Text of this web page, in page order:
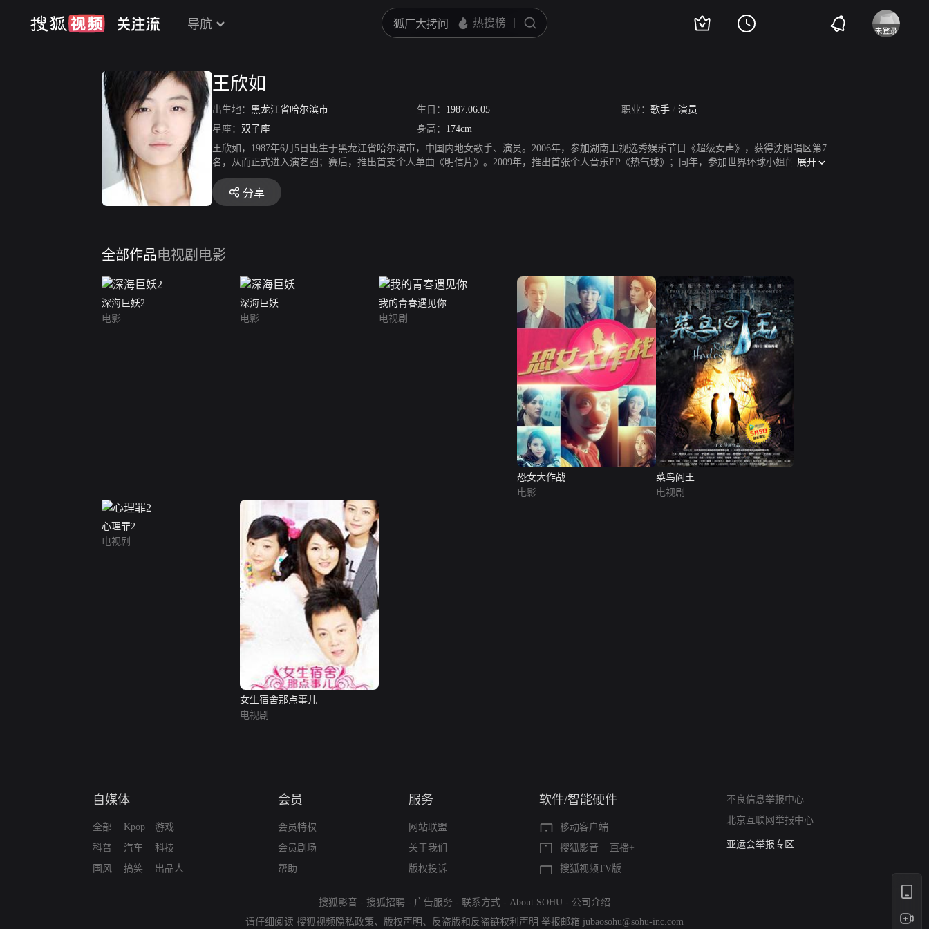
导航
王欣如
出生地： 黑龙江省哈尔滨市 生日： 1987.06.05 职业： 歌手 / 演员
星座： 双子座 身高： 174cm
王欣如，1987年6月5日出生于黑龙江省哈尔滨市，中国内地女歌手、演员。2006年，参加湖南卫视选秀娱乐节目《超级女声》，获得沈阳唱区第7
名，从而正式进入演艺圈；赛后，推出首支个人单曲《明信片》。2009年，推出首张个人音乐EP《热气球》；同年，参加世界环球小姐的比赛，
获得中国区十强。2013年，在李亚鹏监制、饶晓志导演的话剧《你好,打劫!》中担纲女主角。2014年，在电影《激浪青春》中饰演游泳队女队长
高雅。2016年，参演悬疑犯罪网络剧《心理罪第二季》。同年，出演了青春校园喜剧《一起同过窗》、《一起同过窗第二季》。2017年，与樊少
皇主演魔幻动作电影《九号战船》，在该电影中饰演女主角王大雁。2018年1月，参演的都市情感电视剧《我的青春遇见你》在湖南卫视播出。
展开
分享
全部作品电视剧 电影
深海巨妖2
电影
深海巨妖
电影
我的青春遇见你
电视剧
恐女大作战
电影
菜鸟阎王
电视剧
心理罪2
电视剧
女生宿舍那点事儿
电视剧
自媒体
全部
科普
国风
Kpop
汽车
搞笑
游戏
科技
出品人
会员
会员特权
会员剧场
帮助
服务
网站联盟
关于我们
版权投诉
软件/智能硬件
移动客户端
搜狐影音
直播+
搜狐视频TV版
不良信息举报中心
北京互联网举报中心
算法推荐专项举报
亚运会举报专区
搜狐影音 - 搜狐招聘 - 广告服务 - 联系方式 - About SOHU - 公司介绍
请仔细阅读 搜狐视频隐私政策、 版权声明 、 反盗版和反盗链权利声明 举报邮箱 jubaosohu@sohu-inc.com